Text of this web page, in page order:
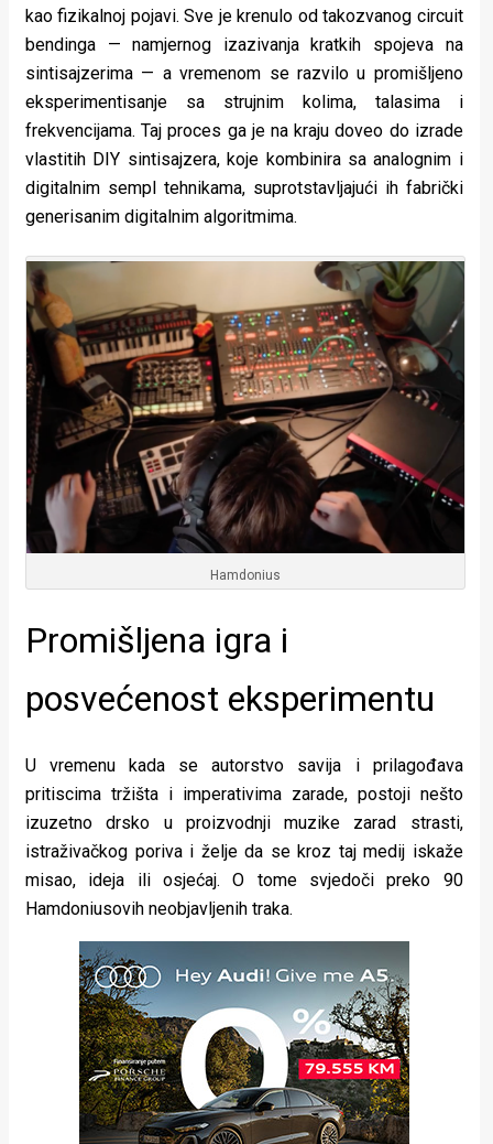
kao fizikalnoj pojavi. Sve je krenulo od takozvanog circuit
bendinga — namjernog izazivanja kratkih spojeva na
sintisajzerima — a vremenom se razvilo u promišljeno
eksperimentisanje sa strujnim kolima, talasima i
frekvencijama. Taj proces ga je na kraju doveo do izrade
vlastitih DIY sintisajzera, koje kombinira sa analognim i
digitalnim sempl tehnikama, suprotstavljajući ih fabrički
generisanim digitalnim algoritmima.
Hamdonius
Promišljena igra i
posvećenost eksperimentu
U vremenu kada se autorstvo savija i prilagođava
pritiscima tržišta i imperativima zarade, postoji nešto
izuzetno drsko u proizvodnji muzike zarad strasti,
istraživačkog poriva i želje da se kroz taj medij iskaže
misao, ideja ili osjećaj. O tome svjedoči preko 90
Hamdoniusovih neobjavljenih traka.